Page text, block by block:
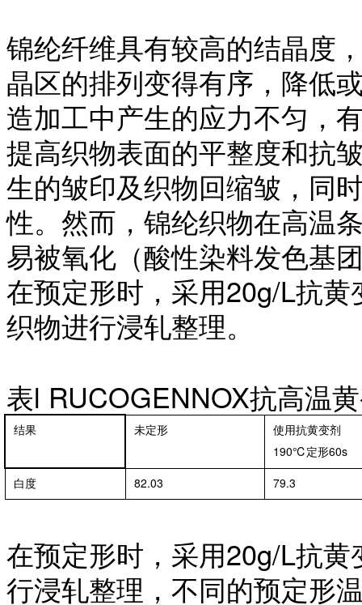
锦纶纤维具有较高的结晶度
晶区的排列变得有序，降低
造加工中产生的应力不匀，
提高织物表面的平整度和抗
生的皱印及织物回缩皱，同
性。然而，锦纶织物在高温
易被氧化（酸性染料发色基
在预定形时，采用20g/L抗黄
织物进行浸轧整理。
表l RUCOGENNOX抗高温
结果 未定形
使用抗黄变剂
190℃定形60s
白度
82.03 79.3
在预定形时，采用20g/L抗黄
行浸轧整理，不同的预定形